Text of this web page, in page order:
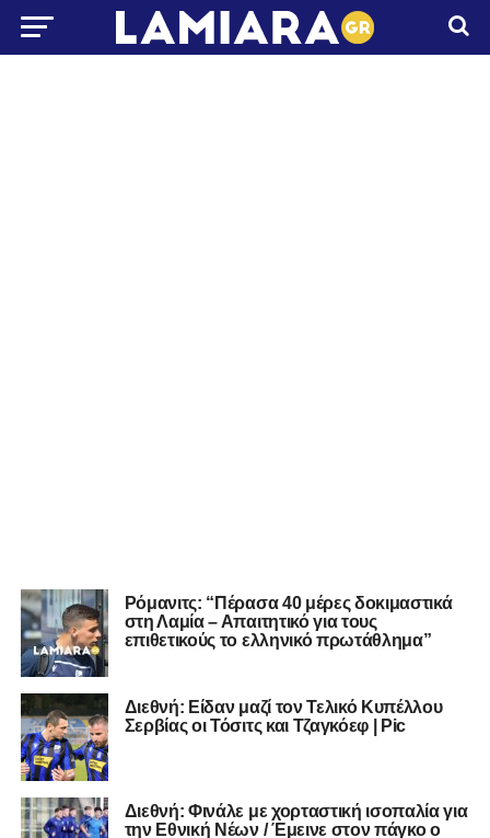
Ρόμανιτς: “Πέρασα 40 μέρες δοκιμαστικά
στη Λαμία – Απαιτητικό για τους
επιθετικούς το ελληνικό πρωτάθλημα”
Διεθνή: Είδαν μαζί τον Τελικό Κυπέλλου
Σερβίας οι Τόσιτς και Τζαγκόεφ | Pic
Διεθνή: Φινάλε με χορταστική ισοπαλία για
την Εθνική Νέων / Έμεινε στον πάγκο ο